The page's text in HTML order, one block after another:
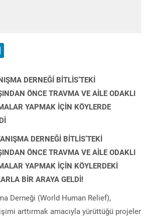
DERNEĞİ BİTLİS’TEKİ
ÖNCE TRAVMA VE AİLE ODAKLI
YAPMAK İÇİN KÖYLERDE
DERNEĞİ BİTLİS’TEKİ
ÖNCE TRAVMA VE AİLE ODAKLI
YAPMAK İÇİN KÖYLERDEKİ
BİR ARAYA GELDİ!
Derneği (World Human Relief),
arttırmak amacıyla yürüttüğü projeler